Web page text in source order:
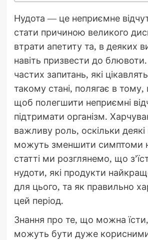
Нудота — це неприємне
стати причиною великого
втрати апетиту та, в деяких
навіть призвести до
частих запитань, які
такому стані, полягає в тому,
щоб полегшити неприємні
підтримати організм.
важливу роль, оскільки
можуть зменшити симптоми
статті ми розглянемо, що
нудоти, які продукти
для цього, та як правильно
цей період.
Знання про те, що можна
можуть бути дуже